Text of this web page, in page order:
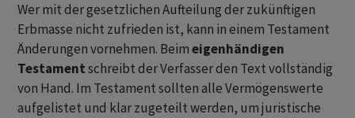
Wer mit der gesetzlichen Aufteilung der zukünftigen
Erbmasse nicht zufrieden ist, kann in einem Testament
Änderungen vornehmen. Beimeigenhändigen
Testamentschreibt der Verfasser den Text vollständig
von Hand. Im Testament sollten alle Vermögenswerte
aufgelistet und klar zugeteilt werden, um juristische